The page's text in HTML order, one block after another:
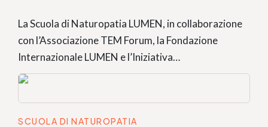
La Scuola di Naturopatia LUMEN, in collaborazione
con l’Associazione TEM Forum, la Fondazione
Internazionale LUMEN e l’Iniziativa…
SCUOLA DI NATUROPATIA